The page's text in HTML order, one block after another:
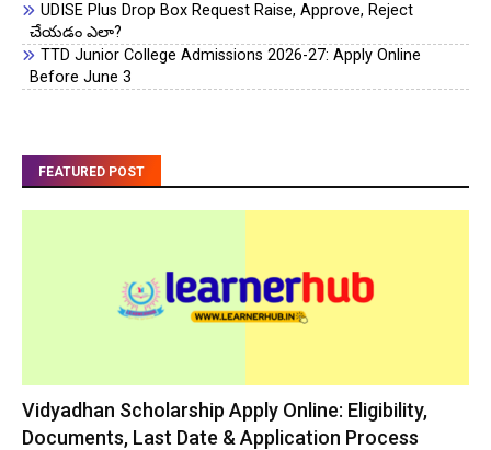
UDISE Plus Drop Box Request Raise, Approve, Reject
చేయడం ఎలా?
TTD Junior College Admissions 2026-27: Apply Online
Before June 3
FEATURED POST
Vidyadhan Scholarship Apply Online: Eligibility,
Documents, Last Date & Application Process